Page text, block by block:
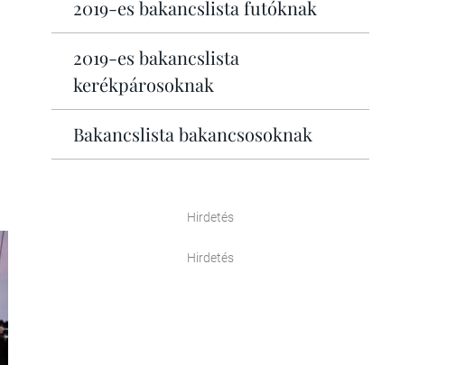
2019-es bakancslista futóknak
2019-es bakancslista
kerékpárosoknak
Bakancslista bakancsosoknak
Hirdetés
Hirdetés